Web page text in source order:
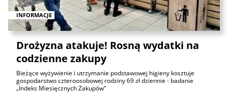
INFORMACJE
Drożyzna atakuje! Rosną wydatki na
codzienne zakupy
Bieżące wyżywienie i utrzymanie podstawowej higieny kosztuje
gospodarstwo czteroosobowej rodziny 69 zł dziennie - badanie
„Indeks Miesięcznych Zakupów”